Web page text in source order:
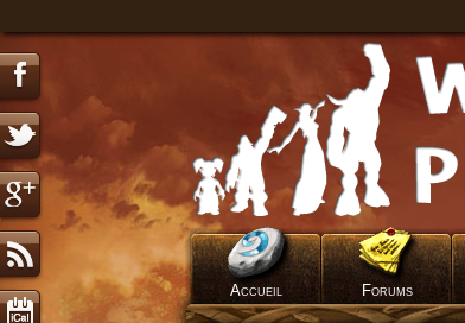
Accueil Forums